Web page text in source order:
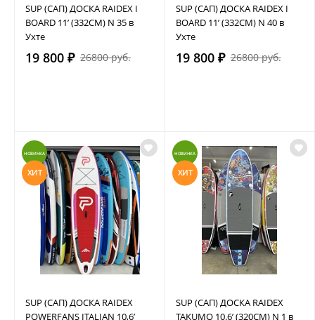
SUP (САП) ДОСКА RAIDEX I
BOARD 11’ (332СМ) N 35 в
Ухте
19 800 ₽ 26800 руб.
SUP (САП) ДОСКА RAIDEX I
BOARD 11’ (332СМ) N 40 в
Ухте
19 800 ₽ 26800 руб.
НОВИНКА
ХИТ
SUP (САП) ДОСКА RAIDEX
POWERFANS ITALIAN 10,6’
НОВИНКА
ХИТ
SUP (САП) ДОСКА RAIDEX
TAKUMO 10.6’ (320СМ) N 1 в